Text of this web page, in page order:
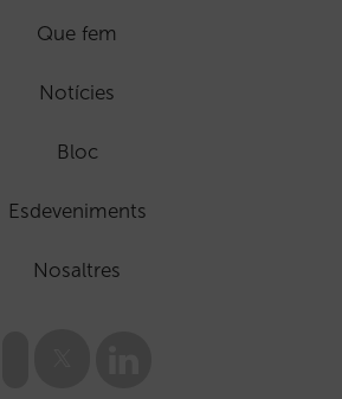
Que fem
Notícies
Bloc
Esdeveniments
Nosaltres